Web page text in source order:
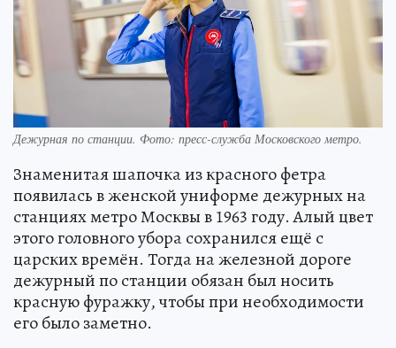
Дежурная по станции. Фото: пресс-служба Московского метро.
Знаменитая шапочка из красного фетра
появилась в женской униформе дежурных на
станциях метро Москвы в 1963 году. Алый цвет
этого головного убора сохранился ещё с
царских времён. Тогда на железной дороге
дежурный по станции обязан был носить
красную фуражку, чтобы при необходимости
его было заметно.